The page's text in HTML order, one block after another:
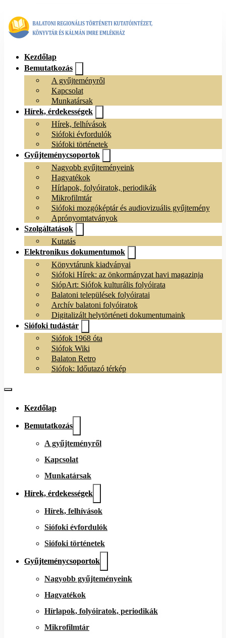
Kezdőlap
Bemutatkozás
A gyűjteményről
Kapcsolat
Munkatársak
Hírek, érdekességek
Hírek, felhívások
Siófoki évfordulók
Siófoki történetek
Gyűjteménycsoportok
Nagyobb gyűjteményeink
Hagyatékok
Hírlapok, folyóiratok, periodikák
Mikrofilmtár
Siófoki mozgóképtár és audiovizuális gyűjtemény
Aprónyomtatványok
Szolgáltatások
Kutatás
Elektronikus dokumentumok
Könyvtárunk kiadványai
Siófoki Hírek: az önkormányzat havi magazinja
SiópArt: Siófok kulturális folyóirata
Balatoni települések folyóiratai
Archív balatoni folyóiratok
Digitalizált helytörténeti dokumentumaink
Siófoki tudástár
Siófok 1968 óta
Siófok Wiki
Balaton Retro
Siófok: Időutazó térkép
Kezdőlap
Bemutatkozás
A gyűjteményről
Kapcsolat
Munkatársak
Hírek, érdekességek
Hírek, felhívások
Siófoki évfordulók
Siófoki történetek
Gyűjteménycsoportok
Nagyobb gyűjteményeink
Hagyatékok
Hírlapok, folyóiratok, periodikák
Mikrofilmtár